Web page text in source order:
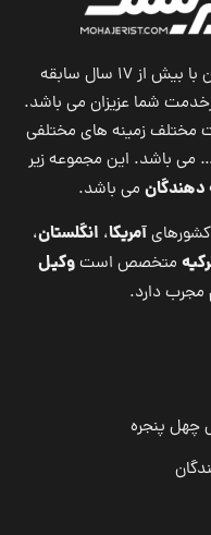
تا کنون با بیش از ۱۷ سال سابقه
شما عزیزان می باشد.
زمینه های مختلفی
می باشد. این مجموعه زیر
دهندگان می باشد.
آمریکا، انگلستان،
متخصص استوکیل
مجرب دارد.